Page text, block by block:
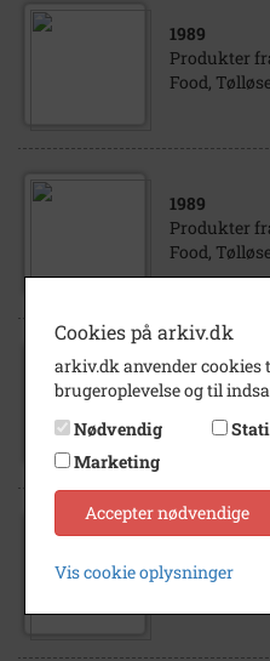
1989
Produkter
Food,
1989
Produkter
Food,
1989
Produkter
Food,
1980- 1992
Produkt fra
Cookies på arkiv.dk
arkiv.dk anvender cookies
brugeroplevelse og til
Nødvendig
Marketing
Accepter nødvendige
Vis cookie oplysninger